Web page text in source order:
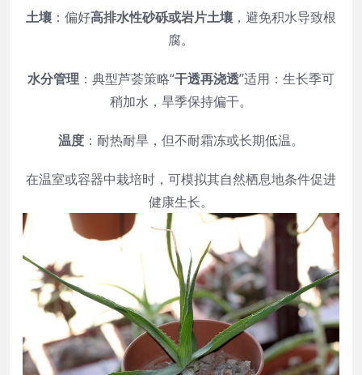
土壤 ：偏好高排水性砂砾或岩片土壤 ，避免积水导致根
腐。
水分管理 ：典型芦荟策略“干透再浇透”适用：生长季可
稍加水，旱季保持偏干。
温度 ：耐热耐旱，但不耐霜冻或长期低温。
在温室或容器中栽培时，可模拟其自然栖息地条件促进
健康生长。